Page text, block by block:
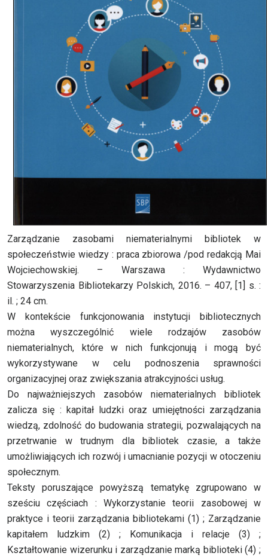
Zarządzanie
zasobami niematerialnymi bibliotek w
społeczeństwie wiedzy : praca zbiorowa /pod redakcją Mai
Wojciechowskiej. – Warszawa : Wydawnictwo
Stowarzyszenia Bibliotekarzy Polskich, 2016. – 407, [1] s. :
il. ; 24 cm.
W kontekście funkcjonowania instytucji bibliotecznych
można wyszczególnić wiele rodzajów zasobów
niematerialnych, które w nich funkcjonują i mogą być
wykorzystywane w celu podnoszenia sprawności
organizacyjnej oraz zwiększania atrakcyjności usług.
Do najważniejszych zasobów niematerialnych bibliotek
zalicza się : kapitał ludzki oraz umiejętności zarządzania
wiedzą, zdolność do budowania strategii, pozwalających na
przetrwanie w trudnym dla bibliotek czasie, a także
umożliwiających ich rozwój i umacnianie pozycji w otoczeniu
społecznym.
Teksty poruszające powyższą tematykę zgrupowano w
sześciu częściach : Wykorzystanie teorii zasobowej w
praktyce i teorii zarządzania bibliotekami (1) ; Zarządzanie
kapitałem ludzkim (2) ; Komunikacja i relacje (3) ;
Kształtowanie wizerunku i zarządzanie marką biblioteki (4) ;